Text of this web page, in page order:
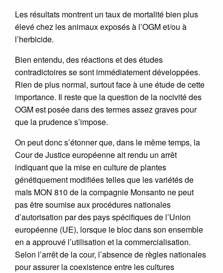
Les résultats montrent un taux de mortalité bien plus
élevé chez les animaux exposés à l’OGM et/ou à
l’herbicide.
Bien entendu, des réactions et des études
contradictoires se sont immédiatement développées.
Rien de plus normal, surtout face à une étude de cette
importance. Il reste que la question de la nocivité des
OGM est posée dans des termes assez graves pour
que la prudence s’impose.
On peut donc s’étonner que, dans le même temps, la
Cour de Justice européenne ait rendu un arrêt
indiquant que la mise en culture de plantes
génétiquement modifiées telles que les variétés de
maïs MON 810 de la compagnie Monsanto ne peut
pas être soumise aux procédures nationales
d’autorisation par des pays spécifiques de l’Union
européenne (UE), lorsque le bloc dans son ensemble
en a approuvé l’utilisation et la commercialisation.
Selon l’arrêt de la cour, l’absence de règles nationales
pour assurer la coexistence entre les cultures